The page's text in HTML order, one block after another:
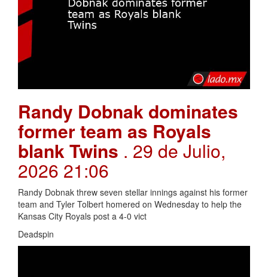
Randy Dobnak dominates
former team as Royals
blank Twins . 29 de Julio,
2026 21:06
Randy Dobnak threw seven stellar innings against his former
team and Tyler Tolbert homered on Wednesday to help the
Kansas City Royals post a 4-0 vict
Deadspin